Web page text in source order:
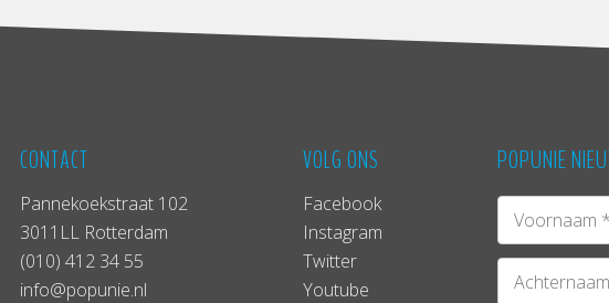
CONTACT
Pannekoekstraat 102
3011LL Rotterdam
(010) 412 34 55
info@popunie.nl
VOLG ONS
Facebook
Instagram
Twitter
Youtube
POPUNIE